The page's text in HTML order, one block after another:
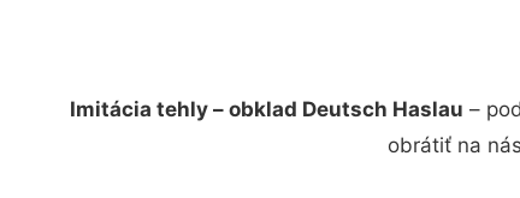
Imitácia tehly – obklad Deutsch Haslau –
obrátiť na